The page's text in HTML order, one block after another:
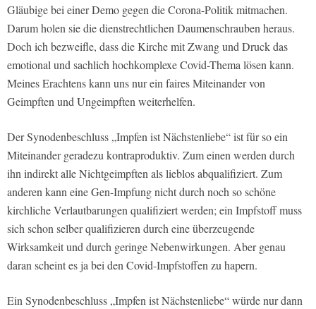
Gläubige bei einer Demo gegen die Corona-Politik mitmachen.
Darum holen sie die dienstrechtlichen Daumenschrauben heraus.
Doch ich bezweifle, dass die Kirche mit Zwang und Druck das
emotional und sachlich hochkomplexe Covid-Thema lösen kann.
Meines Erachtens kann uns nur ein faires Miteinander von
Geimpften und Ungeimpften weiterhelfen.
Der Synodenbeschluss „Impfen ist Nächstenliebe“ ist für so ein
Miteinander geradezu kontraproduktiv. Zum einen werden durch
ihn indirekt alle Nichtgeimpften als lieblos abqualifiziert. Zum
anderen kann eine Gen-Impfung nicht durch noch so schöne
kirchliche Verlautbarungen qualifiziert werden; ein Impfstoff muss
sich schon selber qualifizieren durch eine überzeugende
Wirksamkeit und durch geringe Nebenwirkungen. Aber genau
daran scheint es ja bei den Covid-Impfstoffen zu hapern.
Ein Synodenbeschluss „Impfen ist Nächstenliebe“ würde nur dann